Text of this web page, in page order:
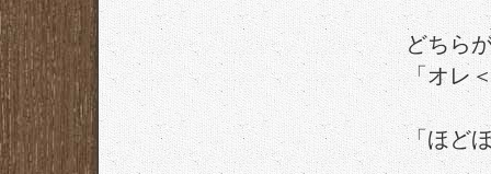
どちら
「オレ
「ほど